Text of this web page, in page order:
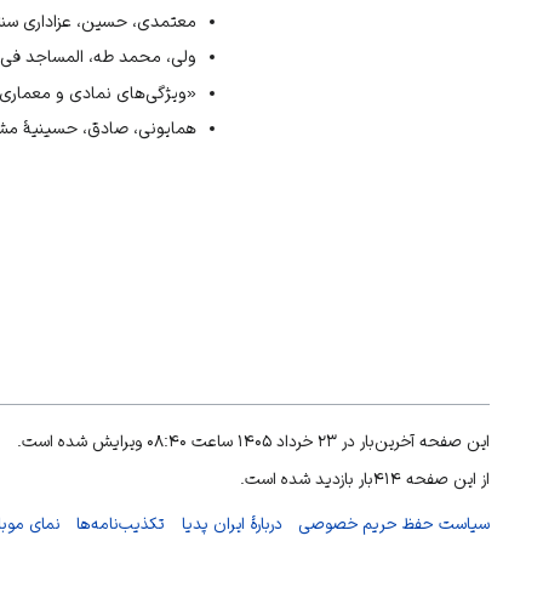
معتمدی، حسین، عزاداری
ولی، محمد طه، المساجد فی
«ویژگی‌های نمادی و معماری
همایونی، صادق، حسینیۀ مشیر،
این صفحه آخرین‌بار در ۲۳ خرداد ۱۴۰۵ ساعت ۰۸:۴۰ ویرایش شده است.
از این صفحه ۴۱۴بار بازدید شده است.
سیاست حفظ حریم خصوصی دربارهٔ ایران پدیا تکذیب‌نامه‌ها نمای